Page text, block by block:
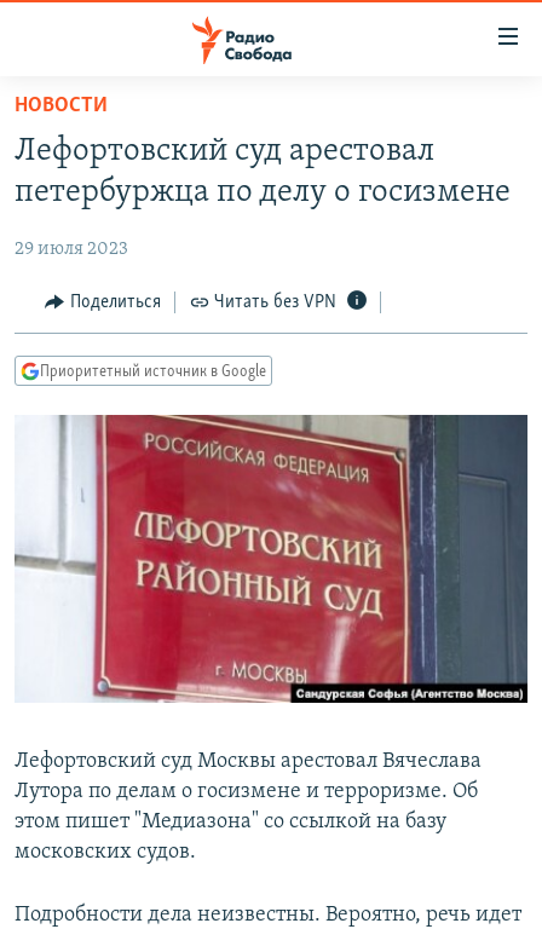
упрощенного
доступа
основному
Вернутся
главной
навигации
Вернутся
ПРОГРАММЫ
ПОДКАСТЫ
АВТОРСКИЕ ПРОЕКТЫ
ЦИТАТЫ СВОБОДЫ
МНЕНИЯ
IDEL.РЕАЛИИ
КАВКАЗ.РЕАЛИИ
СЕВЕР.РЕАЛИИ
СИБИРЬ.РЕАЛИИ
РАСПИСАНИЕ ВЕЩАНИЯ
ПОДПИШИТЕСЬ НА РАССЫЛКУ
СОЦИАЛЬНЫЕ СЕТИ
Все сайты РСЕ/РС
НОВОСТИ
Лефортовский суд арестовал
петербуржца по делу о госизмене
29 июля 2023
Поделиться Читать без VPN
Приоритетный источник в Google
Лефортовский суд Москвы арестовал Вячеслава
Лутора по делам о госизмене и терроризме. Об
этом пишет "Медиазона" со ссылкой на базу
московских судов.
Подробности дела неизвестны. Вероятно, речь идет